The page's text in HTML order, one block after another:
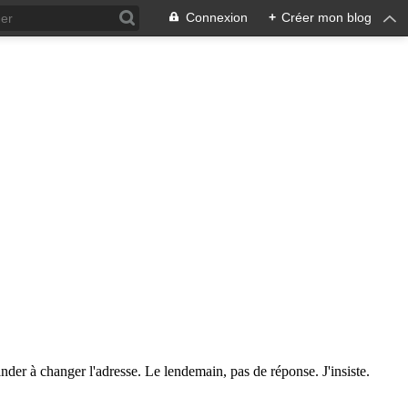
Connexion + Créer mon blog
à changer l'adresse. Le lendemain, pas de réponse. J'insiste.